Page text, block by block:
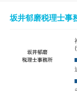
坂井郁磨税理士事